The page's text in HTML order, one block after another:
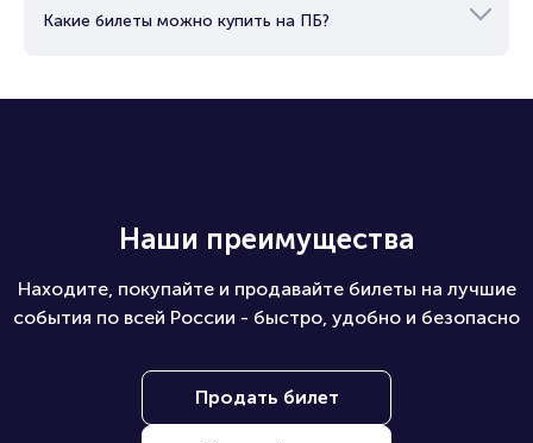
Какие билеты можно купить на ПБ?
Наши преимущества
Находите, покупайте и продавайте билеты на лучшие
события по всей России - быстро, удобно и безопасно
Продать билет